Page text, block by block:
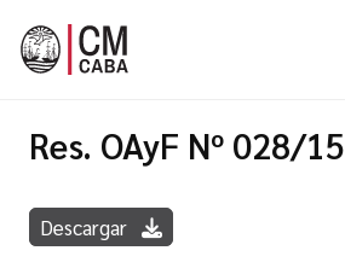
Res. OAyF Nº 028/15
Descargar